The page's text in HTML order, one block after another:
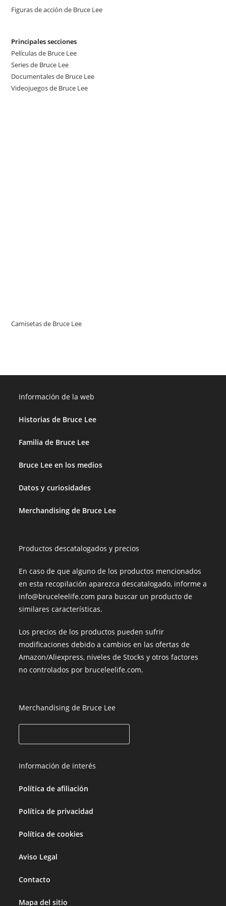
Figuras de acción de Bruce Lee
Principales secciones
Películas de Bruce Lee
Series de Bruce Lee
Documentales de Bruce Lee
Videojuegos de Bruce Lee
Camisetas de Bruce Lee
Información de la web
Historias de Bruce Lee
Familia de Bruce Lee
Bruce Lee en los medios
Datos y curiosidades
Merchandising de Bruce Lee
Productos descatalogados y precios
En caso de que alguno de los productos mencionados
en esta recopilación aparezca descatalogado, informe a
info@bruceleelife.com para buscar un producto de
similares características.
Los precios de los productos pueden sufrir
modificaciones debido a cambios en las ofertas de
Amazon/Aliexpress, niveles de Stocks y otros factores
no controlados por bruceleelife.com.
Merchandising de Bruce Lee
Información de interés
Política de afiliación
Política de privacidad
Política de cookies
Aviso Legal
Contacto
Mapa del sitio